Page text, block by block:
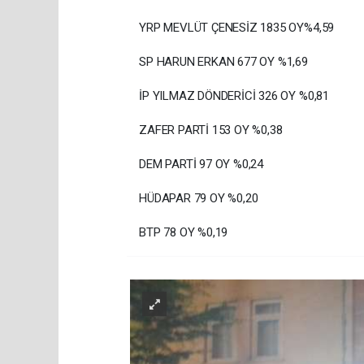
YRP MEVLÜT ÇENESİZ 1835 OY%4,59
SP HARUN ERKAN 677 OY %1,69
İP YILMAZ DÖNDERİCİ 326 OY %0,81
ZAFER PARTİ 153 OY %0,38
DEM PARTİ 97 OY %0,24
HÜDAPAR 79 OY %0,20
BTP 78 OY %0,19